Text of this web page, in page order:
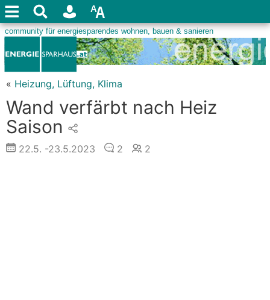
« Heizung, Lüftung, Klima
Wand verfärbt nach Heiz
Saison
22.5. -23.5.2023 2 2